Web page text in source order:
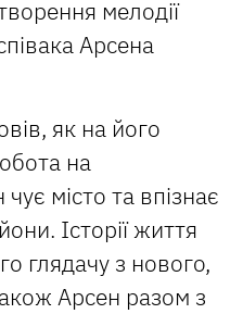
мелодії
Арсена
як на його
на
місто та впізнає
Історії життя
глядачу з нового,
Арсен разом з